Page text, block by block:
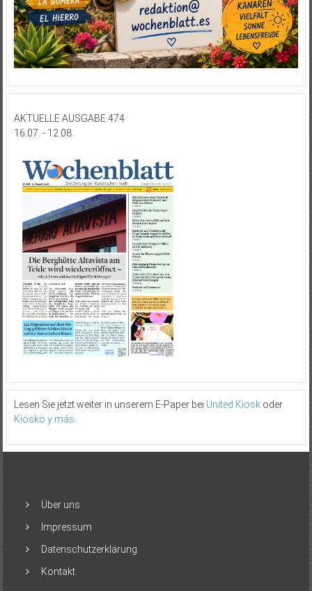
AKTUELLE AUSGABE 474
16.07. - 12.08.
Lesen Sie jetzt weiter in unserem E-Paper bei United Kioskoder
Kiosko y más.
Über uns
Impressum
Datenschutzerklärung
Kontakt